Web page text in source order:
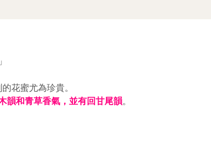
花蜜尤為珍貴。
韻和青草香氣，並有回甘尾韻。